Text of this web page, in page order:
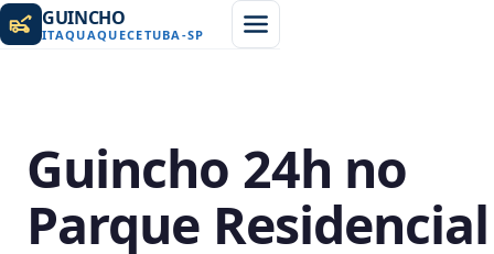
GUINCHO
ITAQUAQUECETUBA -SP
Guincho 24h no
Parque Residencial